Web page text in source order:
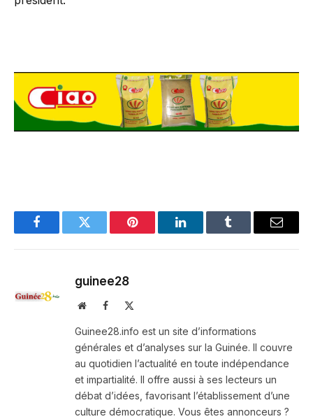
FacebookTwitter Pinterest LinkedInTumblr Email
guinee28
WebsiteFacebook
Guinee28.info est un site d’informations
générales et d’analyses sur la Guinée. Il couvre
au quotidien l’actualité en toute indépendance
et impartialité. Il offre aussi à ses lecteurs un
débat d’idées, favorisant l’établissement d’une
culture démocratique. Vous êtes annonceurs ?